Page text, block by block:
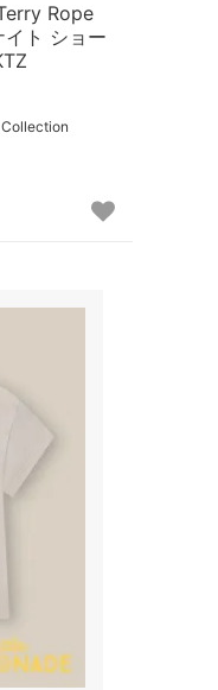
Rope
ト ショー
Collection